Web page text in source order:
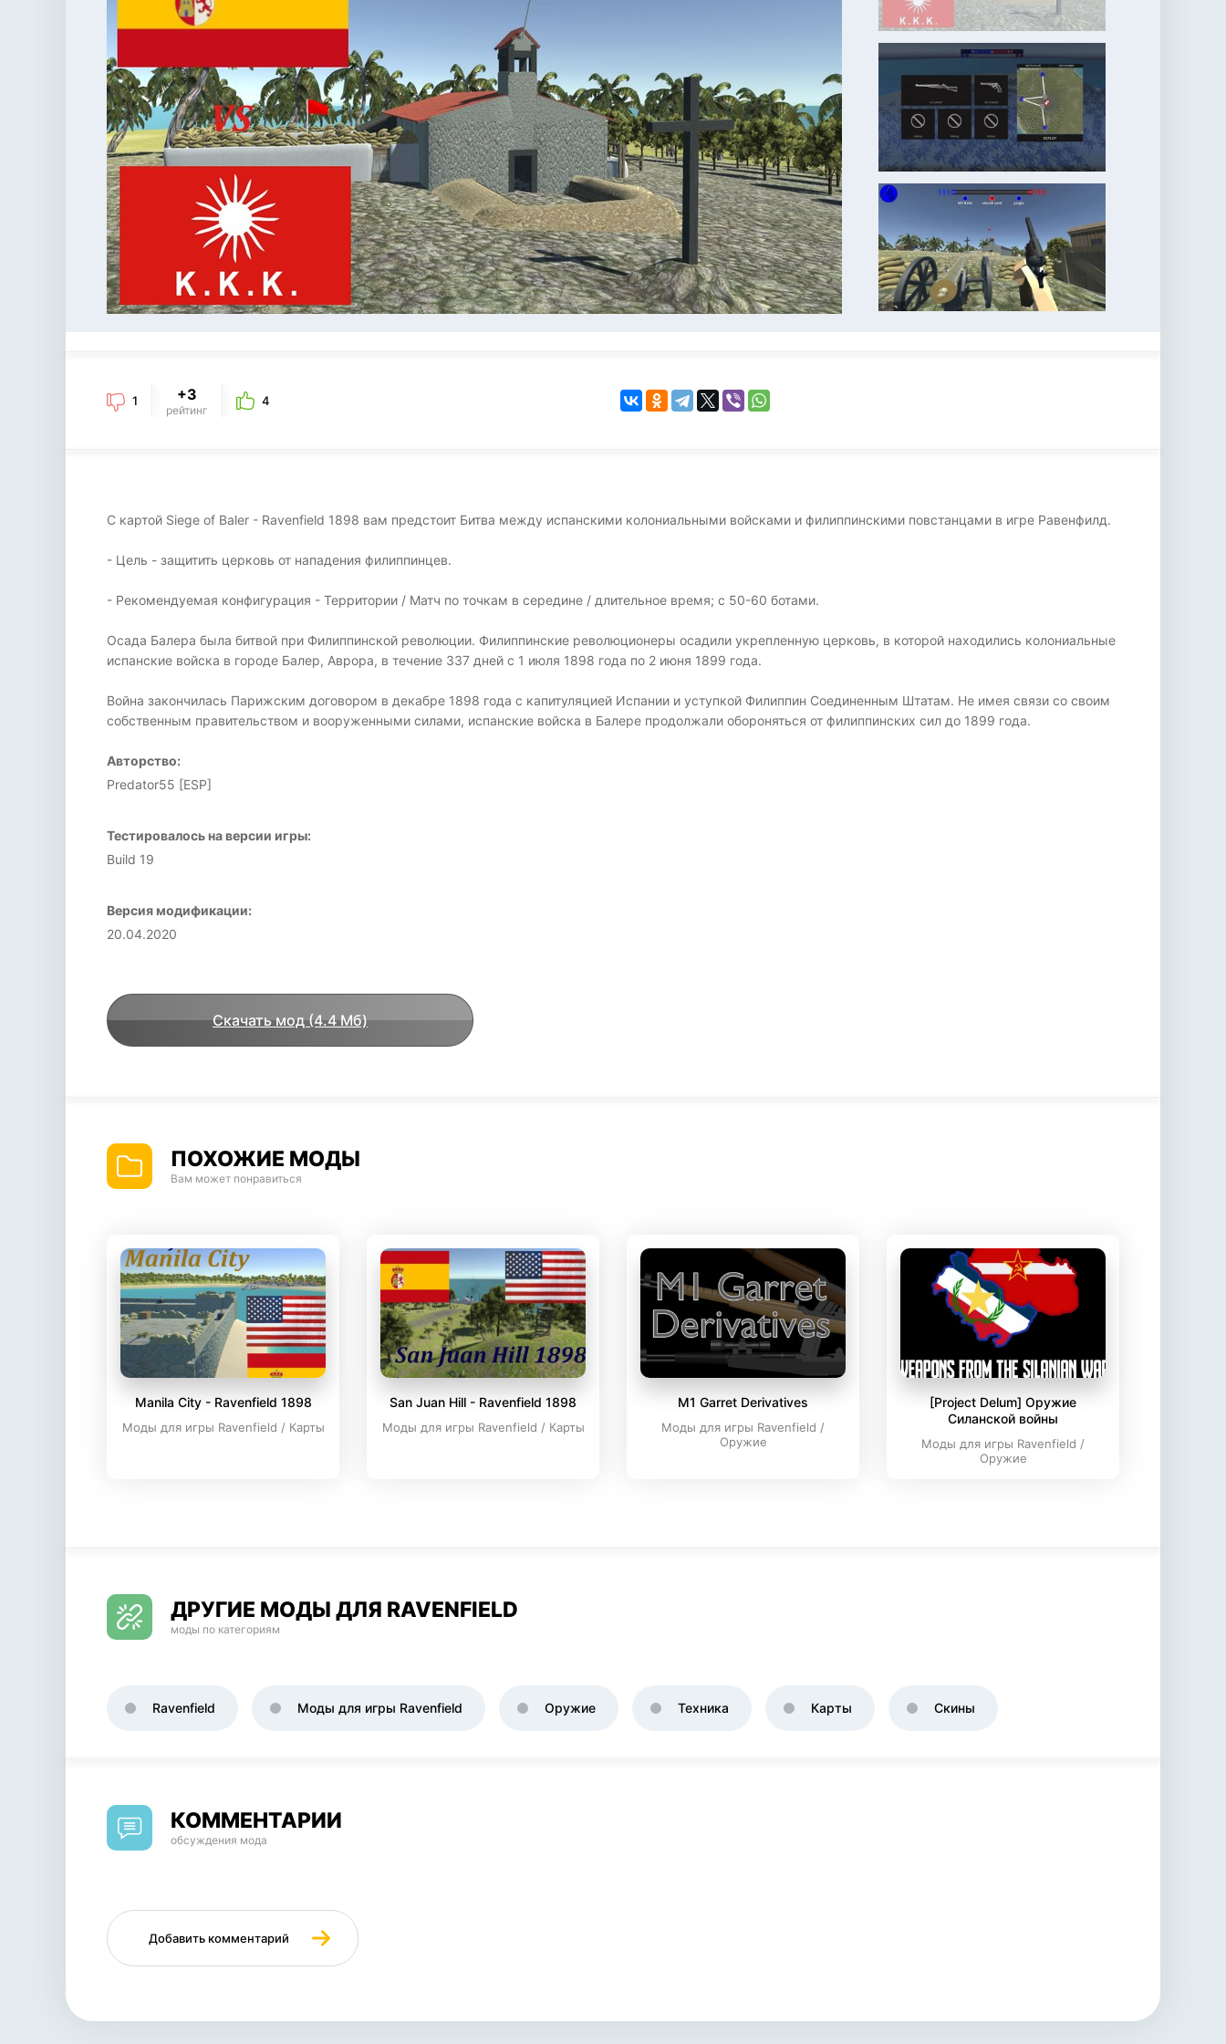
KINGDOM COME:
DELIVERANCE
1 +3
рейтинг
4
С картой Siege of Baler - Ravenfield 1898 вам предстоит Битва между испанскими колониальными войсками и филиппинскими повстанцами в игре Равенфилд.
- Цель - защитить церковь от нападения филиппинцев.
- Рекомендуемая конфигурация - Территории / Матч по точкам в середине / длительное время; с 50-60 ботами.
Осада Балера была битвой при Филиппинской революции. Филиппинские революционеры осадили укрепленную церковь, в которой находились колониальные
испанские войска в городе Балер, Аврора, в течение 337 дней с 1 июля 1898 года по 2 июня 1899 года.
Война закончилась Парижским договором в декабре 1898 года с капитуляцией Испании и уступкой Филиппин Соединенным Штатам. Не имея связи со своим
собственным правительством и вооруженными силами, испанские войска в Балере продолжали обороняться от филиппинских сил до 1899 года.
Авторство:
Predator55 [ESP]
Тестировалось на версии игры:
Build 19
Версия модификации:
20.04.2020
Скачать мод (4.4 Мб)
ПОХОЖИЕ МОДЫ
Вам может понравиться
Manila City - Ravenfield 1898
Моды для игры Ravenfield / Карты
San Juan Hill - Ravenfield 1898
Моды для игры Ravenfield / Карты
M1 Garret Derivatives
Моды для игры Ravenfield /
Оружие
[Project Delum] Оружие
Силанской войны
Моды для игры Ravenfield /
Оружие
ДРУГИЕ МОДЫ ДЛЯ RAVENFIELD
моды по категориям
Ravenfield Моды для игры Ravenfield Оружие Техника Карты Скины
КОММЕНТАРИИ
обсуждения мода
Добавить комментарий